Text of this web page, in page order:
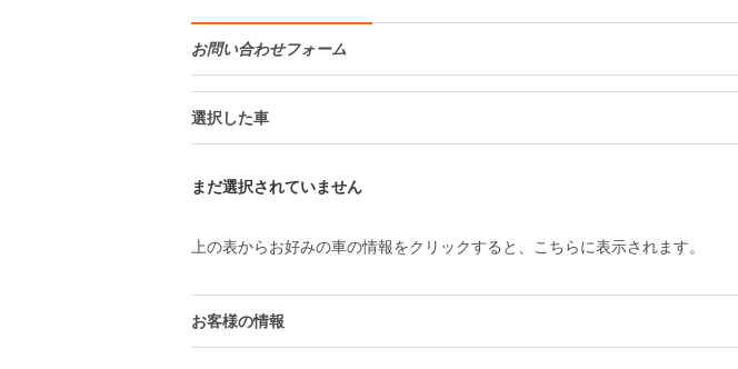
お問い合わせフォーム
選択した車
まだ選択されていません
上の表からお好みの車の情報をクリックすると、こちらに表示されます。
お客様の情報